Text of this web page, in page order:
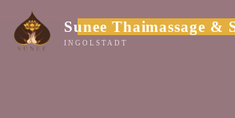
Inhalt
springen
Sunee Thaimassage &
INGOLSTADT